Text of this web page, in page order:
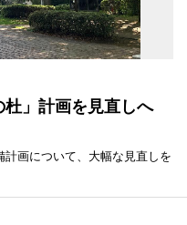
杜」計画を見直しへ
画について、大幅な見直しを